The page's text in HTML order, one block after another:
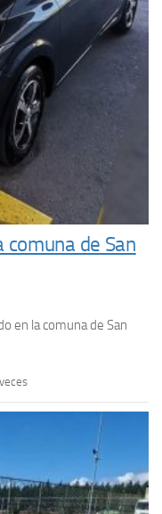
comuna de San
en la comuna de San